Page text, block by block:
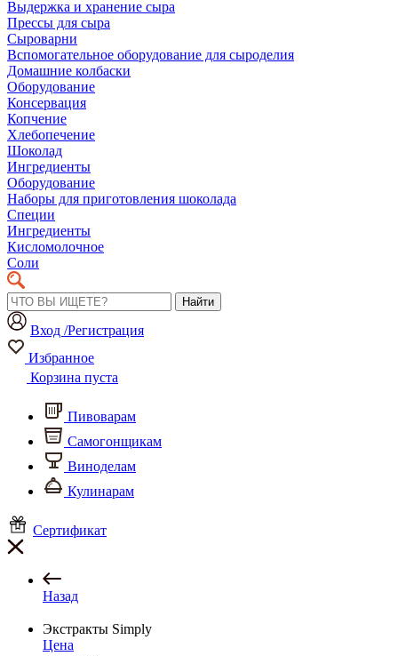
Выдержка и хранение сыра
Прессы для сыра
Сыроварни
Вспомогательное оборудование для сыроделия
Домашние колбаски
Оборудование
Консервация
Копчение
Хлебопечение
Шоколад
Ингредиенты
Оборудование
Наборы для приготовления шоколада
Специи
Ингредиенты
Кисломолочное
Соли
Найти
Вход /Регистрация
Избранное
Корзина пуста
Пивоварам
Самогонщикам
Виноделам
Кулинарам
Сертификат
Назад
Экстракты Simply
Цена